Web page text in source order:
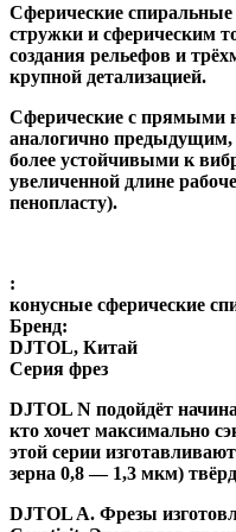
Сферические спиральные
стружки и сферическим
создания рельефов и
крупной детализацией.
Сферические с прямыми
аналогично предыдущим,
более устойчивыми к
увеличенной длине
пенопласту).
:
конусные сферические
Бренд:
DJTOL, Китай
Серия фрез
DJTOL N подойдёт
кто хочет максимально
этой серии
зерна 0,8 — 1,3 мкм)
DJTOL A. Фрезы